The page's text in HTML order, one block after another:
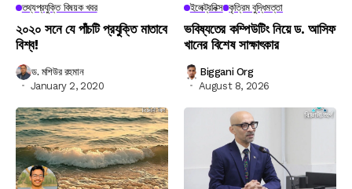
তথ্যপ্রযুক্তি বিষয়ক খবর
২০২০ সনে যে পাঁচটি প্রযুক্তি মাতাবে
বিশ্ব!
ড. মশিউর রহমান
January 2, 2020
ইলেক্ট্রনিক্স কৃত্রিম বুদ্ধিমত্তা
ভবিষ্যতের কম্পিউটিং নিয়ে ড. আসিফ
খানের বিশেষ সাক্ষাৎকার
Biggani Org
August 8, 2026